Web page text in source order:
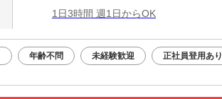
1日3時間 週1日からOK
年齢不問 未経験歓迎 正社員登用あり